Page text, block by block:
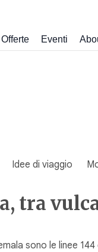
Offerte Eventi
Idee di viaggio
tra
sono le linee